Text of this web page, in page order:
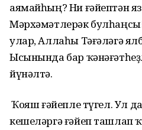
аямайһың? Ни ғәйептән
Мәрхәмәтлерәк
улар, Аллаһы Тәғәләгә
Ысынында бар
йүнәлтә.
Ә Ҡояш ғәйепле түгел. Ул
кешеләргә ғәйеп ташлап